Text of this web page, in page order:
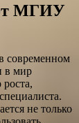
МГИУ
современном
в мир
не только